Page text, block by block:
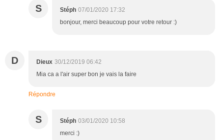
S Stéph 07/01/2020 17:32
bonjour, merci beaucoup pour votre retour :)
D Dieux 30/12/2019 06:42
Mia ca a l'air super bon je vais la faire
Répondre
S Stéph 03/01/2020 10:58
merci :)